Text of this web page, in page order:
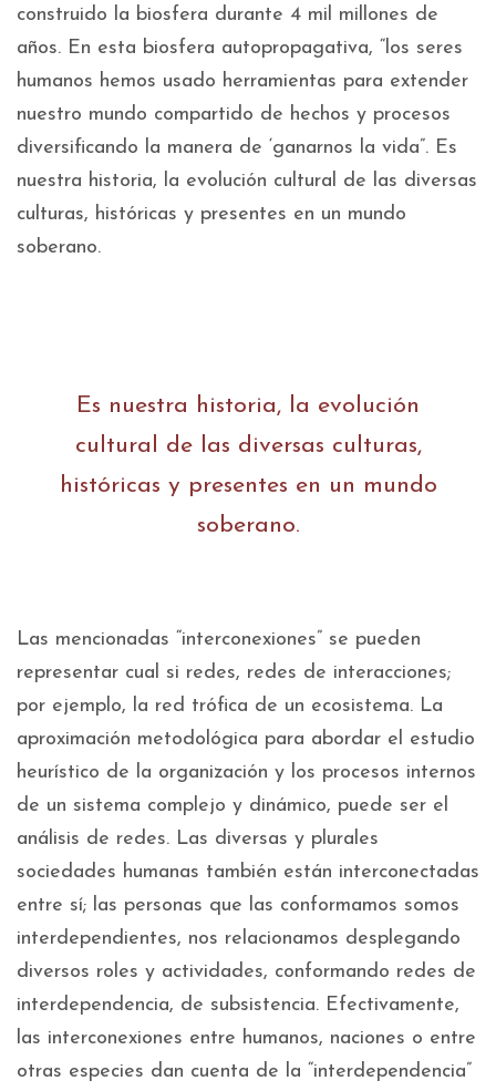
construido la biosfera durante 4 mil millones de
años. En esta biosfera autopropagativa, “los seres
humanos hemos usado herramientas para extender
nuestro mundo compartido de hechos y procesos
diversificando la manera de ‘ganarnos la vida”. Es
nuestra historia, la evolución cultural de las diversas
culturas, históricas y presentes en un mundo
soberano.
Es nuestra historia, la evolución
cultural de las diversas culturas,
históricas y presentes en un mundo
soberano.
Las mencionadas “interconexiones” se pueden
representar cual si redes, redes de interacciones;
por ejemplo, la red trófica de un ecosistema. La
aproximación metodológica para abordar el estudio
heurístico de la organización y los procesos internos
de un sistema complejo y dinámico, puede ser el
análisis de redes. Las diversas y plurales
sociedades humanas también están interconectadas
entre sí; las personas que las conformamos somos
interdependientes, nos relacionamos desplegando
diversos roles y actividades, conformando redes de
interdependencia, de subsistencia. Efectivamente,
las interconexiones entre humanos, naciones o entre
otras especies dan cuenta de la “interdependencia”